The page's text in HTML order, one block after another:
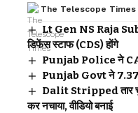
The Telescope Times
Lt Gen NS Raja
डिफेंस स्टाफ (CDS) होंगे
Punjab Police ने
Punjab Govt ने 7.37
Dalit Stripped तार
कर नचाया, वीडियो बनाई